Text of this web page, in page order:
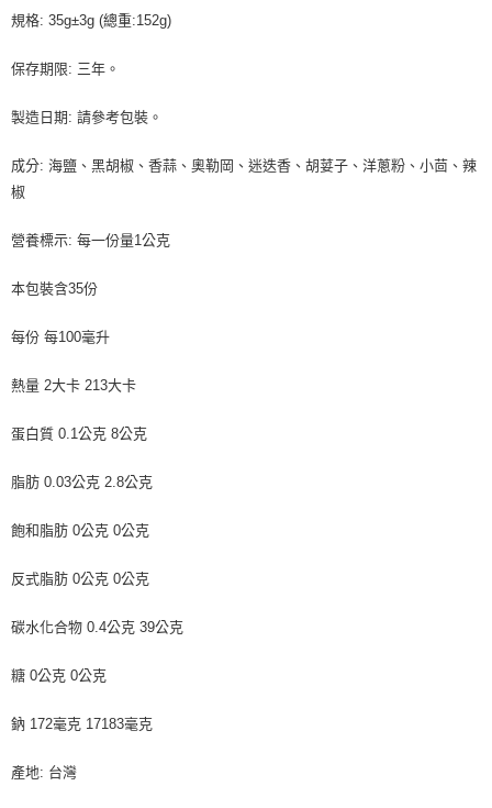
是否繳費成功／繳費後需取消欲退款等相關疑問，請聯繫「AFTEE先享後付
易，需依本服務之必要範圍內提供個人資料，並將交易相關給付款項請求債
２．關於個人資料處理事宜，請瀏覽以下網址：
任。
時審查核予不同之上限額度；若仍有額度不足之情形，本公司將視審查結果
恩沛科技股份有限公司將有權停止該用戶之使用額度並採取法律行動。
kg
9.5kg
宅配-新竹物流
每筆NT$120，滿NT$2,000(含以上)免運費
規格: 35g±3g (總重:152g)
保存期限: 三年。
製造日期: 請參考包裝。
成分: 海鹽、黑胡椒、香蒜、奧勒岡、迷迭香、胡荽子、洋蔥粉、小茴、辣
椒
營養標示: 每一份量1公克
本包裝含35份
每份 每100毫升
熱量 2大卡 213大卡
蛋白質 0.1公克 8公克
脂肪 0.03公克 2.8公克
飽和脂肪 0公克 0公克
反式脂肪 0公克 0公克
碳水化合物 0.4公克 39公克
糖 0公克 0公克
鈉 172毫克 17183毫克
產地: 台灣